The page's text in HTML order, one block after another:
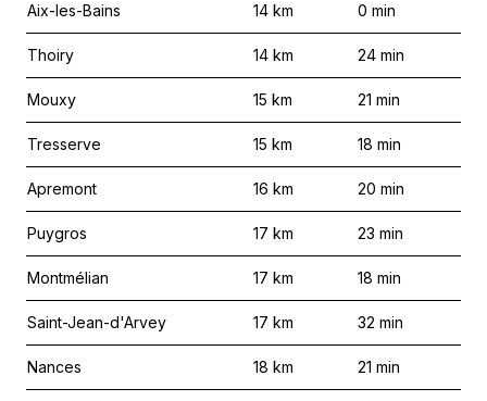
Aix-les-Bains 14 km 0 min
Thoiry 14 km 24 min
Mouxy 15 km 21 min
Tresserve 15 km 18 min
Apremont 16 km 20 min
Puygros 17 km 23 min
Montmélian 17 km 18 min
Saint-Jean-d'Arvey 17 km 32 min
Nances 18 km 21 min